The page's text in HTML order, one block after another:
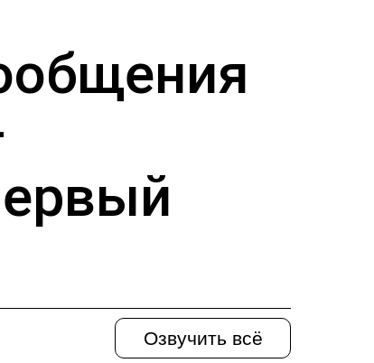
Озвучить всё